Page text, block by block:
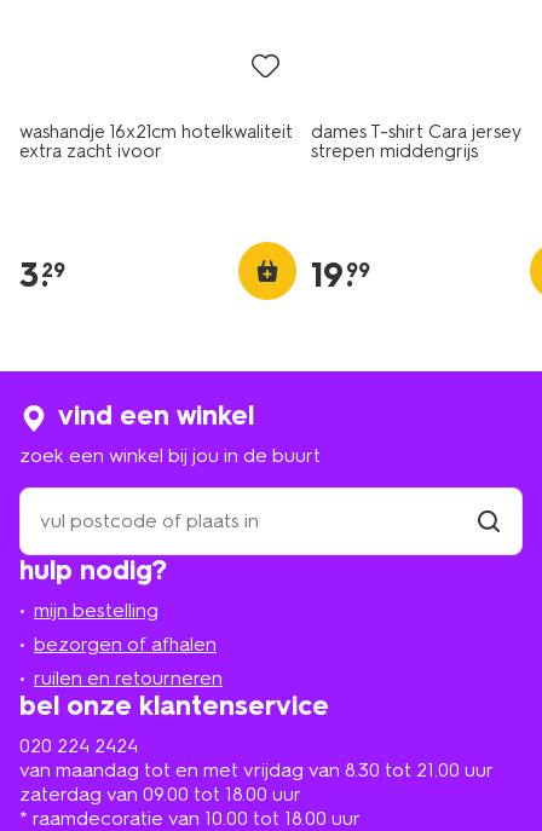
washandje 16x21cm hotelkwaliteit
extra zacht ivoor
3.
29
dames T-shirt Cara jersey
strepen middengrijs
19.
99
hulp nodig?
mijn bestelling
bezorgen of afhalen
ruilen en retourneren
bel onze klantenservice
020 224 2424
van maandag tot en met vrijdag van 8.30 tot 21.00 uur
zaterdag van 09.00 tot 18.00 uur
* raamdecoratie van 10.00 tot 18.00 uur
vind een winkel
zoek een winkel bij jou in de buurt
zoek
een
winkel
bij
in
de
buurt